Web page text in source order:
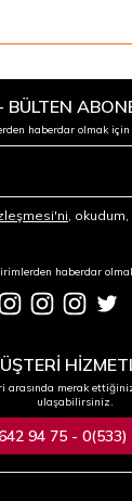
BÜLTEN
haberdar olmak için
,
haberdar
arasında merak
ulaşabilirsiniz.
94 75 - 0(533)